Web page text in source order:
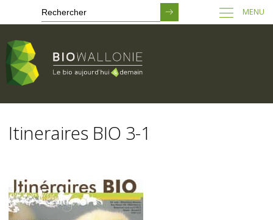
contenu
principal
MENU
Itineraires BIO 3-1